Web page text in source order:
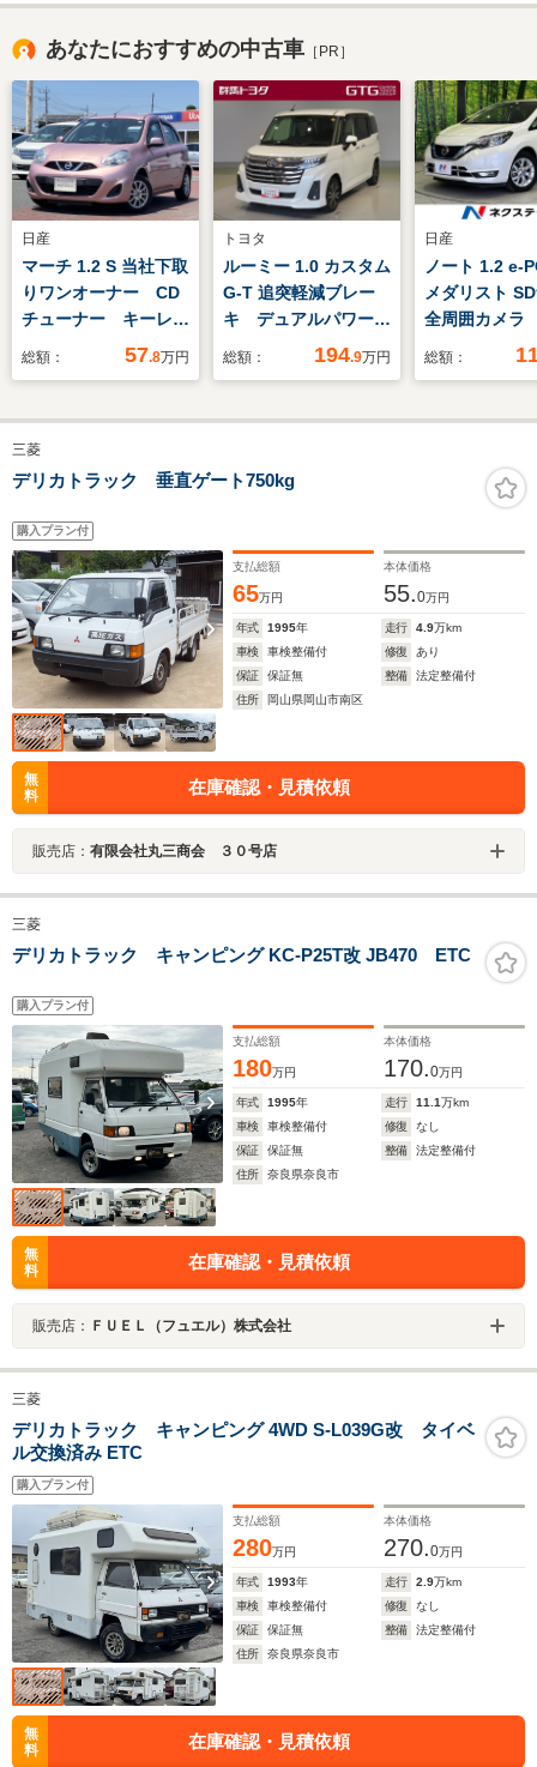
あなたにおすすめの中古車 ［PR］
日産
マーチ 1.2 S 当社下取
りワンオーナー CD
チューナー キーレス
エントリー 社外アル
総額： 57.8万円
トヨタ
ルーミー 1.0 カスタム
G-T 追突軽減ブレー
キ デュアルパワース
ライドドア リアカメ
点検記録簿 LEDライ
ール DVD アルミ
総額： 194.9万円
日産
ノート 1.2 e-
メダリスト
全周囲カメラ
リジェントエ
車 コーナー
LEDヘッド
正15インチ
コン
総額：
三菱
デリカトラック 垂直ゲート750kg
購入プラン付
支払総額
65万円
本体価格
55.0万円
年式 1995年 走行 4.9万km
車検
車検整備付 修復
あり
保証
保証無 整備
法定整備付
住所
岡山県岡山市南区
無
料
在庫確認・見積依頼
販売店： 有限会社丸三商会 ３０号店
三菱
デリカトラック キャンピング KC-P25T改 JB470 ETC
購入プラン付
支払総額
180万円
本体価格
170.0万円
年式 1995年 走行 11.1万km
車検
車検整備付 修復
なし
保証
保証無 整備
法定整備付
住所
奈良県奈良市
無
料
在庫確認・見積依頼
販売店： ＦＵＥＬ（フュエル）株式会社
三菱
デリカトラック キャンピング 4WD S-L039G改 タイベ
ル交換済み ETC
購入プラン付
支払総額
280万円
本体価格
270.0万円
年式 1993年 走行 2.9万km
車検
車検整備付 修復
なし
保証
保証無 整備
法定整備付
住所
奈良県奈良市
無
料
在庫確認・見積依頼